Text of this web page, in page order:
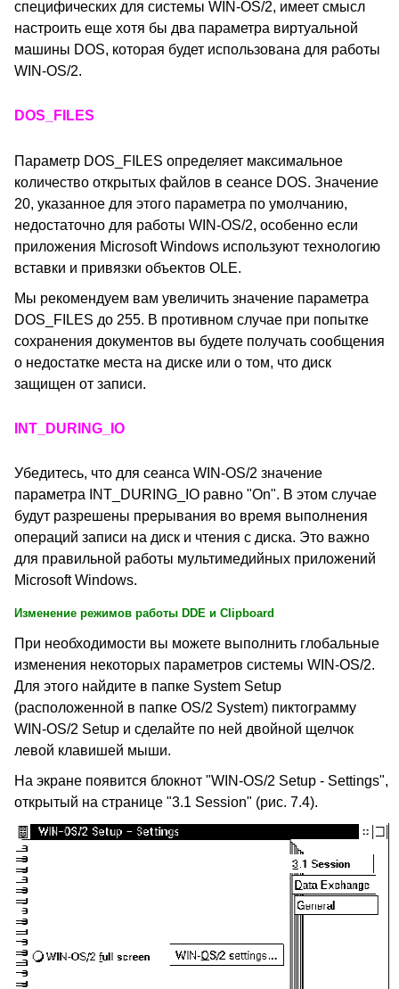
специфических для системы WIN-OS/2, имеет смысл
настроить еще хотя бы два параметра виртуальной
машины DOS, которая будет использована для работы
WIN-OS/2.
DOS_FILES
Параметр DOS_FILES определяет максимальное
количество открытых файлов в сеансе DOS. Значение
20, указанное для этого параметра по умолчанию,
недостаточно для работы WIN-OS/2, особенно если
приложения Microsoft Windows используют технологию
вставки и привязки объектов OLE.
Мы рекомендуем вам увеличить значение параметра
DOS_FILES до 255. В противном случае при попытке
сохранения документов вы будете получать сообщения
о недостатке места на диске или о том, что диск
защищен от записи.
INT_DURING_IO
Убедитесь, что для сеанса WIN-OS/2 значение
параметра INT_DURING_IO равно "On". В этом случае
будут разрешены прерывания во время выполнения
операций записи на диск и чтения с диска. Это важно
для правильной работы мультимедийных приложений
Microsoft Windows.
Изменение режимов работы DDE и Clipboard
При необходимости вы можете выполнить глобальные
изменения некоторых параметров системы WIN-OS/2.
Для этого найдите в папке System Setup
(расположенной в папке OS/2 System) пиктограмму
WIN-OS/2 Setup и сделайте по ней двойной щелчок
левой клавишей мыши.
На экране появится блокнот "WIN-OS/2 Setup - Settings",
открытый на странице "3.1 Session" (рис. 7.4).